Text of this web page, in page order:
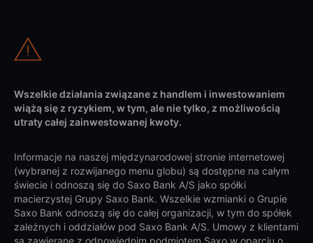
Wszelkie działania związane z handlem i inwestowaniem
wiążą się z ryzykiem, w tym, ale nie tylko, z możliwością
utraty całej zainwestowanej kwoty.
Informacje na naszej międzynarodowej stronie internetowej
(wybranej z rozwijanego menu globu) są dostępne na całym
świecie i odnoszą się do Saxo Bank A/S jako spółki
macierzystej Grupy Saxo Bank. Wszelkie wzmianki o Grupie
Saxo Bank odnoszą się do całej organizacji, w tym do spółek
zależnych i oddziałów pod Saxo Bank A/S. Umowy z klientami